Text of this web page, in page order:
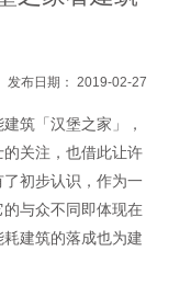
发布日期： 2019-02-27
筑「汉堡之家」，
关注，也借此让许
初步认识，作为一
与众不同即体现在
建筑的落成也为建